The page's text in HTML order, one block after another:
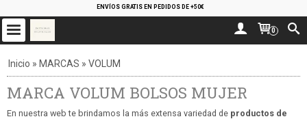
ENVÍOS GRATIS EN PEDIDOS DE +50€
0
Inicio » MARCAS » VOLUM
MARCA VOLUM BOLSOS MUJER
En nuestra web te brindamos la más extensa variedad de productos de